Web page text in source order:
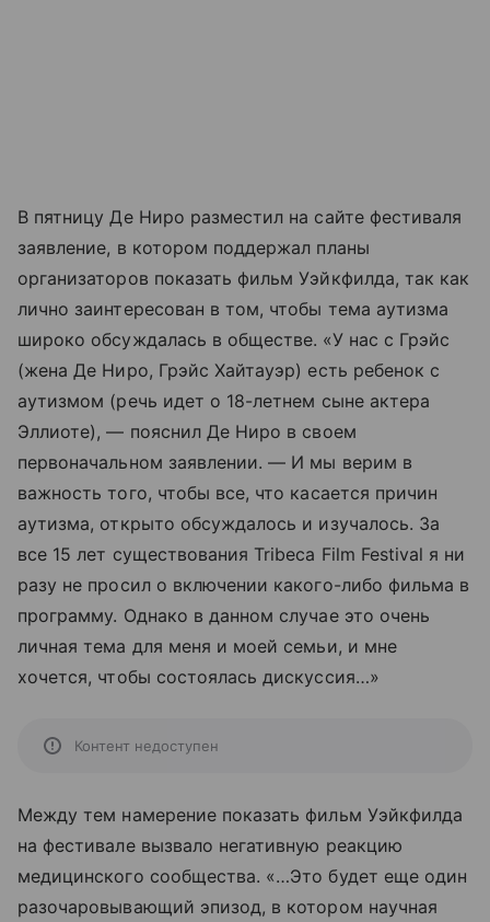
В пятницу Де Ниро разместил на сайте фестиваля
заявление, в котором поддержал планы
организаторов показать фильм Уэйкфилда, так как
лично заинтересован в том, чтобы тема аутизма
широко обсуждалась в обществе. «У нас с Грэйс
(жена Де Ниро, Грэйс Хайтауэр) есть ребенок с
аутизмом (речь идет о 18-летнем сыне актера
Эллиоте), — пояснил Де Ниро в своем
первоначальном заявлении. — И мы верим в
важность того, чтобы все, что касается причин
аутизма, открыто обсуждалось и изучалось. За
все 15 лет существования Tribeca Film Festival я ни
разу не просил о включении какого-либо фильма в
программу. Однако в данном случае это очень
личная тема для меня и моей семьи, и мне
хочется, чтобы состоялась дискуссия…»
Контент недоступен
Между тем намерение показать фильм Уэйкфилда
на фестивале вызвало негативную реакцию
медицинского сообщества. «…Это будет еще один
разочаровывающий эпизод, в котором научная